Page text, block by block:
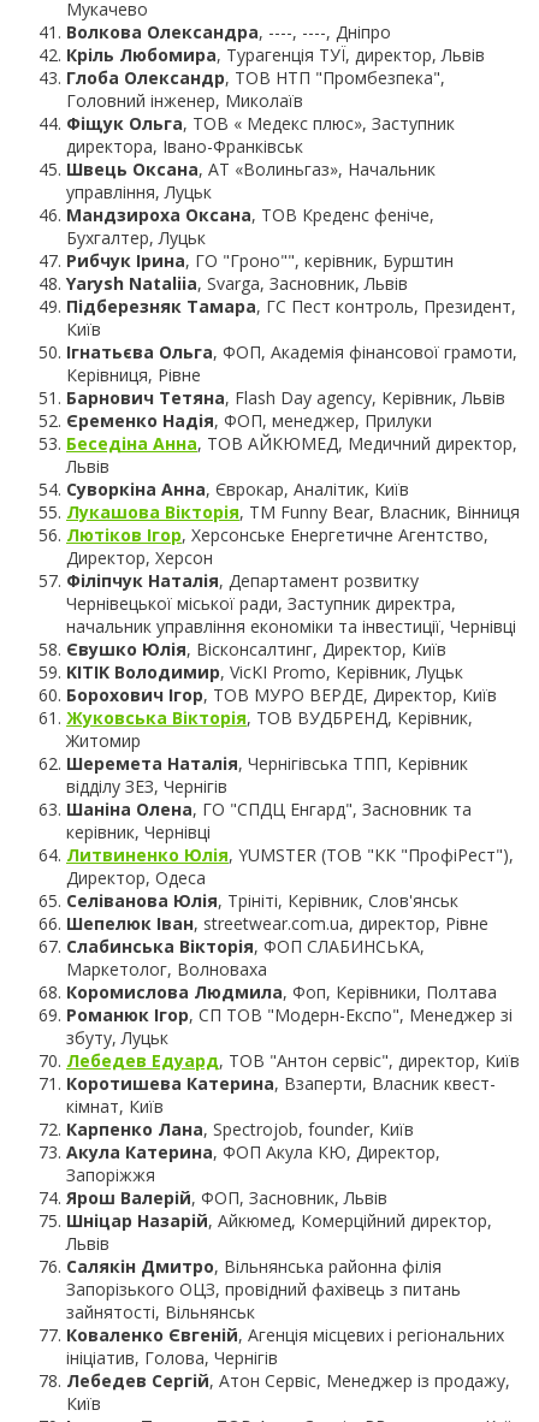
Мукачево
Волкова Олександра, ----, ----, Дніпро
Кріль Любомира, Турагенція ТУЇ, директор, Львів
Глоба Олександр, ТОВ НТП "Промбезпека",
Головний інженер, Миколаїв
Фіщук Ольга, ТОВ « Медекс плюс», Заступник
директора, Івано-Франківськ
Швець Оксана, АТ «Волиньгаз», Начальник
управління, Луцьк
Мандзироха Оксана, ТОВ Креденс феніче,
Бухгалтер, Луцьк
Рибчук Ірина, ГО "Гроно"", керівник, Бурштин
Yarysh Nataliia, Svarga, Засновник, Львів
Підберезняк Тамара, ГС Пест контроль, Президент,
Київ
Ігнатьєва Ольга, ФОП, Академія фінансової грамоти,
Керівниця, Рівне
Барнович Тетяна, Flash Day agency, Керівник, Львів
Єременко Надія, ФОП, менеджер, Прилуки
Беседіна Анна, ТОВ АЙКЮМЕД, Медичний директор,
Львів
Суворкіна Анна, Єврокар, Аналітик, Київ
Лукашова Вікторія, ТМ Funny Bear, Власник, Вінниця
Лютіков Ігор, Херсонське Енергетичне Агентство,
Директор, Херсон
Філіпчук Наталія, Департамент розвитку
Чернівецької міської ради, Заступник директра,
начальник управління економіки та інвестиції, Чернівці
Євушко Юлія, Вісконсалтинг, Директор, Київ
KITIK Володимир, VicKI Promo, Керівник, Луцьк
Борохович Ігор, ТОВ МУРО ВЕРДЕ, Директор, Київ
Жуковська Вікторія, ТОВ ВУДБРЕНД, Керівник,
Житомир
Шеремета Наталія, Чернігівська ТПП, Керівник
відділу ЗЕЗ, Чернігів
Шаніна Олена, ГО "СПДЦ Енгард", Засновник та
керівник, Чернівці
Литвиненко Юлія, YUMSTER (ТОВ "КК "ПрофіРест"),
Директор, Одеса
Селіванова Юлія, Трініті, Керівник, Слов'янськ
Шепелюк Іван, streetwear.com.ua, директор, Рівне
Слабинська Вікторія, ФОП СЛАБИНСЬКА,
Маркетолог, Волноваха
Коромислова Людмила, Фоп, Керівники, Полтава
Романюк Ігор, СП ТОВ "Модерн-Експо", Менеджер зі
збуту, Луцьк
Лебедев Едуард, ТОВ "Антон сервіс", директор, Київ
Коротишева Катерина, Взаперти, Власник квест-
кімнат, Київ
Карпенко Лана, Spectrojob, founder, Київ
Акула Катерина, ФОП Акула КЮ, Директор,
Запоріжжя
Ярош Валерій, ФОП, Засновник, Львів
Шніцар Назарій, Айкюмед, Комерційний директор,
Львів
Салякін Дмитро, Вільнянська районна філія
Запорізького ОЦЗ, провідний фахівець з питань
зайнятості, Вільнянськ
Коваленко Євгеній, Агенція місцевих і регіональних
ініціатив, Голова, Чернігів
Лебедев Сергій, Атон Сервіс, Менеджер із продажу,
Київ